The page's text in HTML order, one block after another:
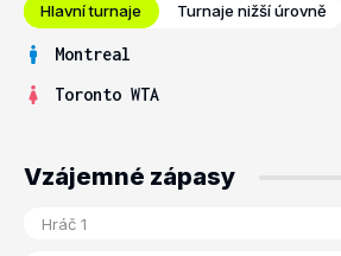
Hlavní turnaje Turnaje nižší úrovně
Montreal
Toronto WTA
Vzájemné zápasy